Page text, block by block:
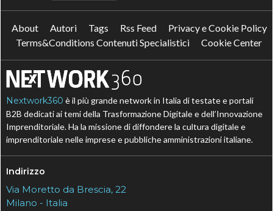
R Risk Management
About Autori Tags Rss Feed
Privacy e Cookie Policy
Terms&Conditions Contenuti Specialistici
Cookie Center
Nextwork360 è il più grande network in Italia di testate e portali
B2B dedicati ai temi della Trasformazione Digitale e dell’Innovazione
Imprenditoriale. Ha la missione di diffondere la cultura digitale e
imprenditoriale nelle imprese e pubbliche amministrazioni italiane.
Indirizzo
Via Moretto da Brescia, 22
Milano - Italia